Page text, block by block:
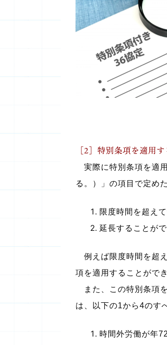
［2］特別条項を適用
実際に特別条項を適
る。）」の項目で定め
限度時間を超え
延長することが
例えば限度時間を超
項を適用することがで
また、この特別条項
は、以下の1から4のす
時間外労働が年